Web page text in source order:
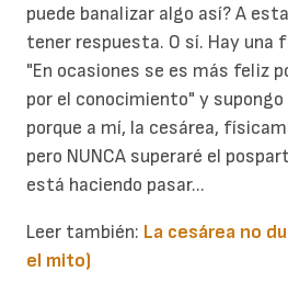
puede banalizar algo así? A
tener respuesta. O sí. Hay una
"En ocasiones se es más feliz
por el conocimiento" y supongo
porque a mí, la cesárea,
pero NUNCA superaré el
está haciendo pasar...
Leer también: La cesárea no
el mito)